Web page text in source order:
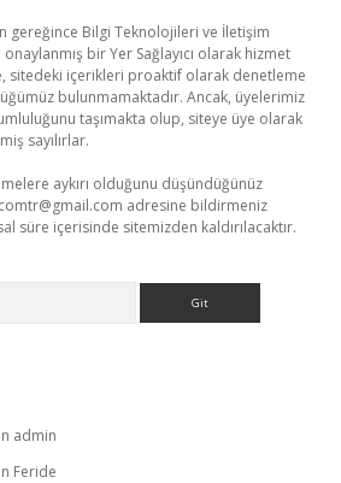
gereğince Bilgi Teknolojileri ve İletişim
bir Yer Sağlayıcı olarak hizmet
sitedeki içerikleri proaktif olarak denetleme
bulunmamaktadır. Ancak, üyelerimiz
taşımakta olup, siteye üye olarak
sayılırlar.
aykırı olduğunu düşündüğünüz
adresine bildirmeniz
süre içerisinde sitemizden kaldırılacaktır.
admin
Feride